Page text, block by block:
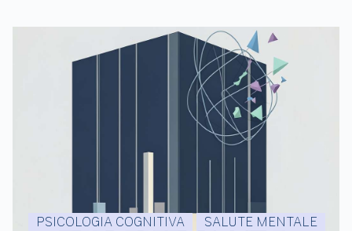
PSICOLOGIA COGNITIVA SALUTE MENTALE